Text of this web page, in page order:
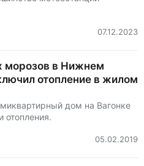
07.12.2023
морозов в Нижнем
отопление в жилом
дом на Вагонке
отопления.
05.02.2019